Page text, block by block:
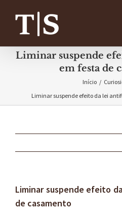
conteúdo
Liminar suspende
em festa de
Início /
Liminar suspende efeito da lei
Liminar suspende efeito
de casamento